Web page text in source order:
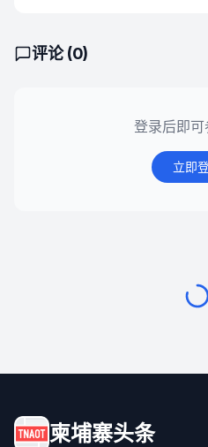
评论 (0)
登录后即
立即
柬埔寨头条